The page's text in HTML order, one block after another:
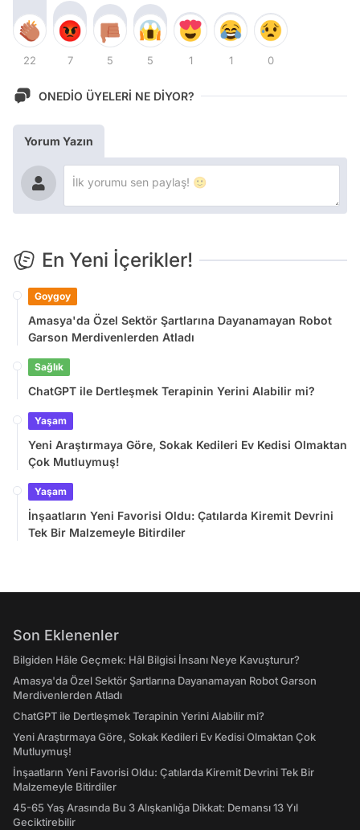
22 7 5 5 1 1 0
ONEDİO ÜYELERİ NE DİYOR?
Yorum Yazın
En Yeni İçerikler!
Goygoy
Amasya'da Özel Sektör Şartlarına Dayanamayan Robot
Garson Merdivenlerden Atladı
Sağlık
ChatGPT ile Dertleşmek Terapinin Yerini Alabilir mi?
Yaşam
Yeni Araştırmaya Göre, Sokak Kedileri Ev Kedisi Olmaktan
Çok Mutluymuş!
Yaşam
İnşaatların Yeni Favorisi Oldu: Çatılarda Kiremit Devrini
Tek Bir Malzemeyle Bitirdiler
Son Eklenenler
Bilgiden Hâle Geçmek: Hâl Bilgisi İnsanı Neye Kavuşturur?
Amasya'da Özel Sektör Şartlarına Dayanamayan Robot Garson
Merdivenlerden Atladı
ChatGPT ile Dertleşmek Terapinin Yerini Alabilir mi?
Yeni Araştırmaya Göre, Sokak Kedileri Ev Kedisi Olmaktan Çok
Mutluymuş!
İnşaatların Yeni Favorisi Oldu: Çatılarda Kiremit Devrini Tek Bir
Malzemeyle Bitirdiler
45-65 Yaş Arasında Bu 3 Alışkanlığa Dikkat: Demansı 13 Yıl
Geciktirebilir